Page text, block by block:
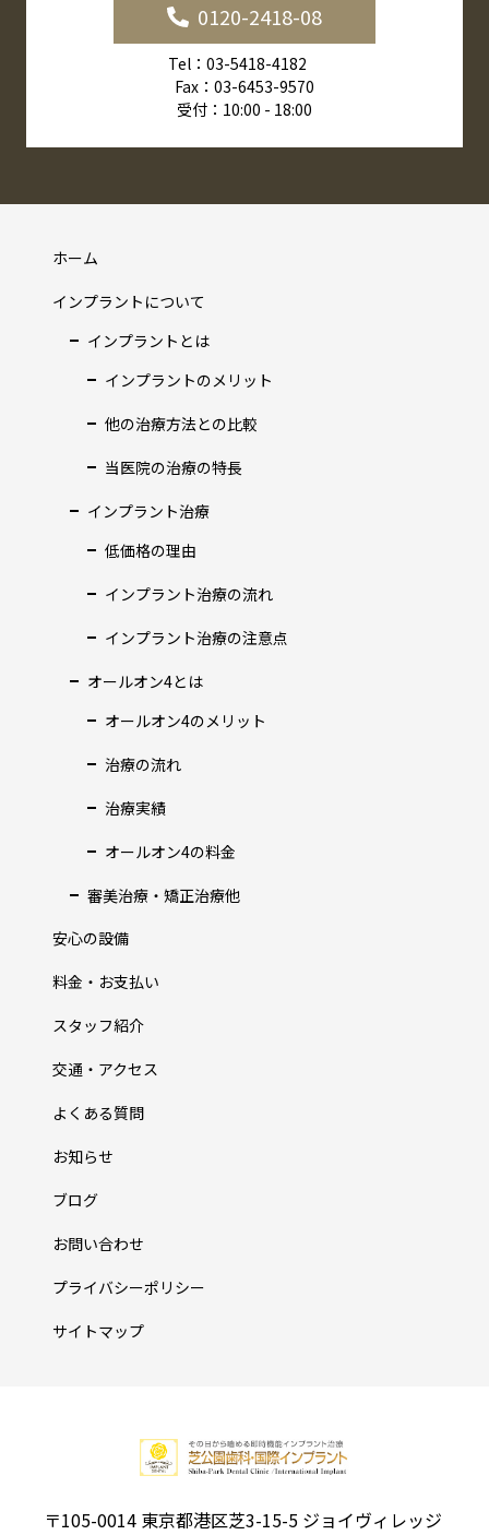
0120-2418-08
Tel：03-5418-4182
Fax：03-6453-9570
受付：10:00 - 18:00
ホーム
インプラントについて
インプラントとは
インプラントのメリット
他の治療方法との比較
当医院の治療の特長
インプラント治療
低価格の理由
インプラント治療の流れ
インプラント治療の注意点
オールオン4とは
オールオン4のメリット
治療の流れ
治療実績
オールオン4の料金
審美治療・矯正治療他
安心の設備
料金・お支払い
スタッフ紹介
交通・アクセス
よくある質問
お知らせ
ブログ
お問い合わせ
プライバシーポリシー
サイトマップ
〒105-0014 東京都港区芝3-15-5 ジョイヴィレッジ